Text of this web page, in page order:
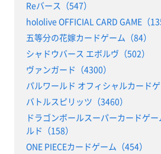
Reバース（547）
hololive OFFICIAL CARD GAME（
五等分の花嫁カードゲーム（84）
シャドウバース エボルヴ（502）
ヴァンガード（4300）
パルワールド オフィシャルカードゲ
バトルスピリッツ（3460）
ドラゴンボールスーパーカードゲ
ルド（158）
ONE PIECEカードゲーム（454）